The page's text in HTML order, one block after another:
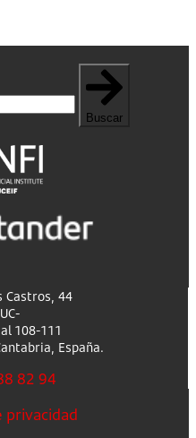
Buscar
Castros, 44
108-111
España.
82 94
privacidad